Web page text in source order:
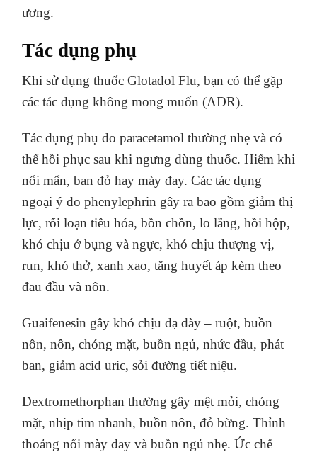
ương.
Tác dụng phụ
Khi sử dụng thuốc Glotadol Flu, bạn có thể gặp
các tác dụng không mong muốn (ADR).
Tác dụng phụ do paracetamol thường nhẹ và có
thể hồi phục sau khi ngưng dùng thuốc. Hiếm khi
nổi mẩn, ban đỏ hay mày đay. Các tác dụng
ngoại ý do phenylephrin gây ra bao gồm giảm thị
lực, rối loạn tiêu hóa, bồn chồn, lo lắng, hồi hộp,
khó chịu ở bụng và ngực, khó chịu thượng vị,
run, khó thở, xanh xao, tăng huyết áp kèm theo
đau đầu và nôn.
Guaifenesin gây khó chịu dạ dày – ruột, buồn
nôn, nôn, chóng mặt, buồn ngủ, nhức đầu, phát
ban, giảm acid uric, sỏi đường tiết niệu.
Dextromethorphan thường gây mệt mỏi, chóng
mặt, nhịp tim nhanh, buồn nôn, đỏ bừng. Thỉnh
thoảng nổi mày đay và buồn ngủ nhẹ. Ức chế